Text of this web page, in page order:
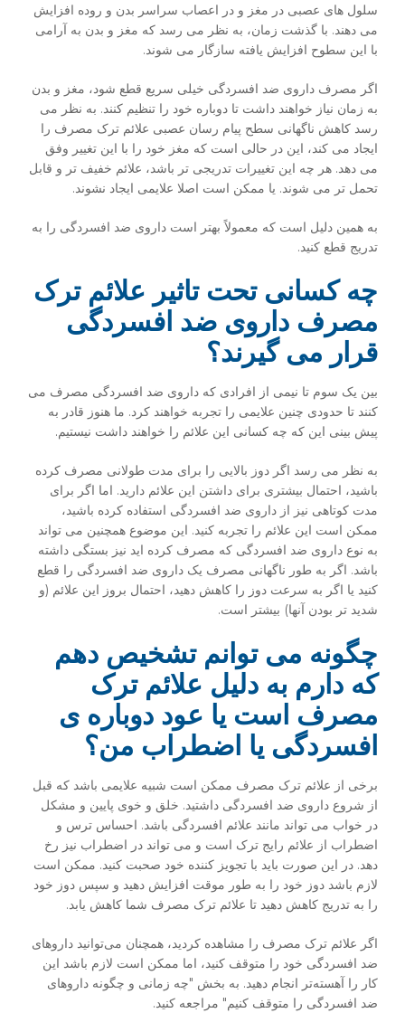
سلول های عصبی در مغز و در اعصاب سراسر بدن و روده افزایش
می دهند. با گذشت زمان، به نظر می رسد که مغز و بدن به آرامی
با این سطوح افزایش یافته سازگار می شوند.
اگر مصرف داروی ضد افسردگی خیلی سریع قطع شود، مغز و بدن
به زمان نیاز خواهند داشت تا دوباره خود را تنظیم کنند. به نظر می
رسد کاهش ناگهانی سطح پیام رسان عصبی علائم ترک مصرف را
ایجاد می کند، این در حالی است که مغز خود را با این تغییر وفق
می دهد. هر چه این تغییرات تدریجی تر باشد، علائم خفیف تر و قابل
تحمل تر می شوند. یا ممکن است اصلا علایمی ایجاد نشوند.
به همین دلیل است که معمولاً بهتر است داروی ضد افسردگی را به
تدریج قطع کنید.
چه کسانی تحت تاثیر علائم ترک
مصرف داروی ضد افسردگی
قرار می گیرند؟
بین یک سوم تا نیمی از افرادی که داروی ضد افسردگی مصرف می
کنند تا حدودی چنین علایمی را تجربه خواهند کرد. ما هنوز قادر به
پیش بینی این که چه کسانی این علائم را خواهند داشت نیستیم.
به نظر می رسد اگر دوز بالایی را برای مدت طولانی مصرف کرده
باشید، احتمال بیشتری برای داشتن این علائم دارید. اما اگر برای
مدت کوتاهی نیز از داروی ضد افسردگی استفاده کرده باشید،
ممکن است این علائم را تجربه کنید. این موضوع همچنین می تواند
به نوع داروی ضد افسردگی که مصرف کرده اید نیز بستگی داشته
باشد. اگر به طور ناگهانی مصرف یک داروی ضد افسردگی را قطع
کنید یا اگر به سرعت دوز را کاهش دهید، احتمال بروز این علائم (و
شدید تر بودن آنها) بیشتر است.
چگونه می توانم تشخیص دهم
که دارم به دلیل علائم ترک
مصرف است یا عود دوباره ی
افسردگی یا اضطراب من؟
برخی از علائم ترک مصرف ممکن است شبیه علایمی باشد که قبل
از شروع داروی ضد افسردگی داشتید. خلق و خوی پایین و مشکل
در خواب می تواند مانند علائم افسردگی باشد. احساس ترس و
اضطراب از علائم رایج ترک است و می تواند در اضطراب نیز رخ
دهد. در این صورت باید با تجویز کننده خود صحبت کنید. ممکن است
لازم باشد دوز خود را به طور موقت افزایش دهید و سپس دوز خود
را به تدریج کاهش دهید تا علائم ترک مصرف شما کاهش یابد.
اگر علائم ترک مصرف را مشاهده کردید، همچنان می‌توانید داروهای
ضد افسردگی خود را متوقف کنید، اما ممکن است لازم باشد این
کار را آهسته‌تر انجام دهید. به بخش "چه زمانی و چگونه داروهای
ضد افسردگی را متوقف کنیم" مراجعه کنید.